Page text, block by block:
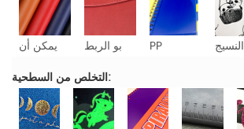
يمكن أن بو الربط PP النسيج
التخلص من السطحية: